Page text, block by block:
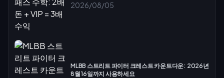
2026/08/05
MLBB 스트리트 파이터 크레스트 카운트다운: 2026년
8월 16일까지 사용하세요